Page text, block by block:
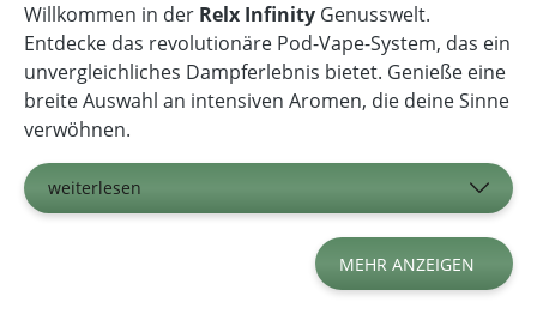
Willkommen in der Relx Infinity Genusswelt.
Entdecke das revolutionäre Pod-Vape-System, das ein
unvergleichliches Dampferlebnis bietet. Genieße eine
breite Auswahl an intensiven Aromen, die deine Sinne
verwöhnen.
weiterlesen
MEHR ANZEIGEN